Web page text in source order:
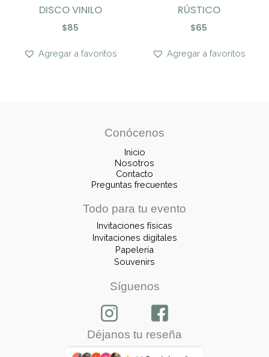
DISCO VINILO
$85
Agregar a favoritos
RÚSTICO
$65
Agregar a favoritos
Conócenos
Inicio
Nosotros
Contacto
Preguntas frecuentes
Todo para tu evento
Invitaciones físicas
Invitaciones digitales
Papelería
Souvenirs
Síguenos
Déjanos tu reseña